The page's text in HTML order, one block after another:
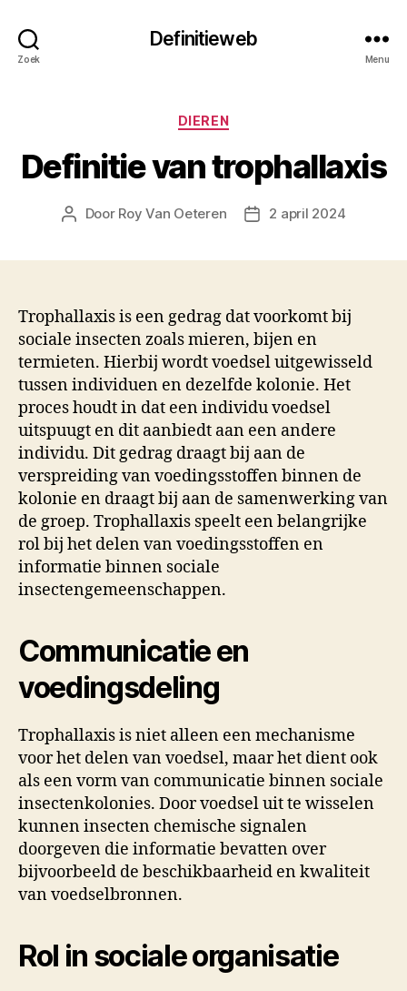
Zoek
Definitieweb
Menu
Categorieën
DIEREN
Definitie van trophallaxis
Berichtauteur
Door Roy Van Oeteren Berichtdatum
2 april 2024
Trophallaxis is een gedrag dat voorkomt bij
sociale insecten zoals mieren, bijen en
termieten. Hierbij wordt voedsel uitgewisseld
tussen individuen en dezelfde kolonie. Het
proces houdt in dat een individu voedsel
uitspuugt en dit aanbiedt aan een andere
individu. Dit gedrag draagt bij aan de
verspreiding van voedingsstoffen binnen de
kolonie en draagt bij aan de samenwerking van
de groep. Trophallaxis speelt een belangrijke
rol bij het delen van voedingsstoffen en
informatie binnen sociale
insectengemeenschappen.
Communicatie en
voedingsdeling
Trophallaxis is niet alleen een mechanisme
voor het delen van voedsel, maar het dient ook
als een vorm van communicatie binnen sociale
insectenkolonies. Door voedsel uit te wisselen
kunnen insecten chemische signalen
doorgeven die informatie bevatten over
bijvoorbeeld de beschikbaarheid en kwaliteit
van voedselbronnen.
Rol in sociale organisatie